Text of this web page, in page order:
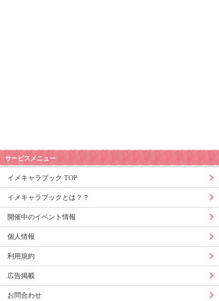
サービスメニュー
イメキャラブック TOP
イメキャラブックとは？？
開催中のイベント情報
個人情報
利用規約
広告掲載
お問合わせ